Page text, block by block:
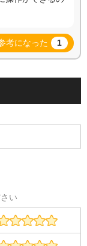
考になった 1
い